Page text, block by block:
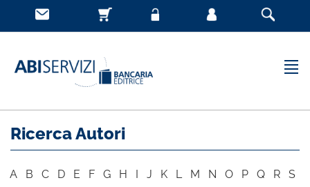
Ricerca Autori
A B C D E F G H I J K L M N O P Q R S